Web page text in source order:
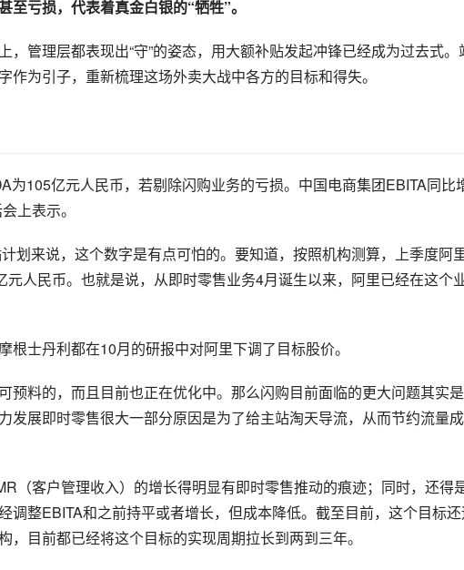
至亏损，代表着真金白银的“牺牲”。
，管理层都表现出“守”的姿态，用大额补贴发起冲锋已经成为过去式。
为引子，重新梳理这场外卖大战中各方的目标和得失。
为105亿元人民币，若剔除闪购业务的亏损。中国电商集团EBITA同比
上表示。
划来说，这个数字是有点可怕的。要知道，按照机构测算，上季度阿
人民币。也就是说，从即时零售业务4月诞生以来，阿里已经在这个
根士丹利都在10月的研报中对阿里下调了目标股价。
预料的，而且目前也正在优化中。那么闪购目前面临的更大问题其实
发展即时零售很大一部分原因是为了给主站淘天导流，从而节约流量成
（客户管理收入）的增长得明显有即时零售推动的痕迹；同时，还得
整EBITA和之前持平或者增长，但成本降低。截至目前，这个目标还
目前都已经将这个目标的实现周期拉长到两到三年。